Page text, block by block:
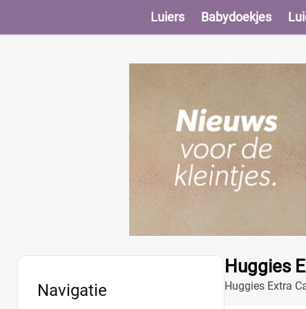
Luiers Babydoekjes
Huggies
Huggies Extra
Navigatie